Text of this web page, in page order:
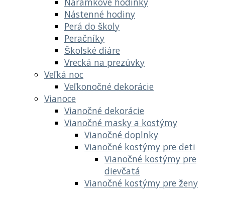
Nástenné hodiny
Perá do školy
Peračníky
Školské diáre
Vrecká na prezúvky
Veľká noc
Veľkonočné dekorácie
Vianoce
Vianočné dekorácie
Vianočné masky a kostýmy
Vianočné doplnky
Vianočné kostýmy pre deti
Vianočné kostýmy pre
dievčatá
Vianočné kostýmy pre ženy